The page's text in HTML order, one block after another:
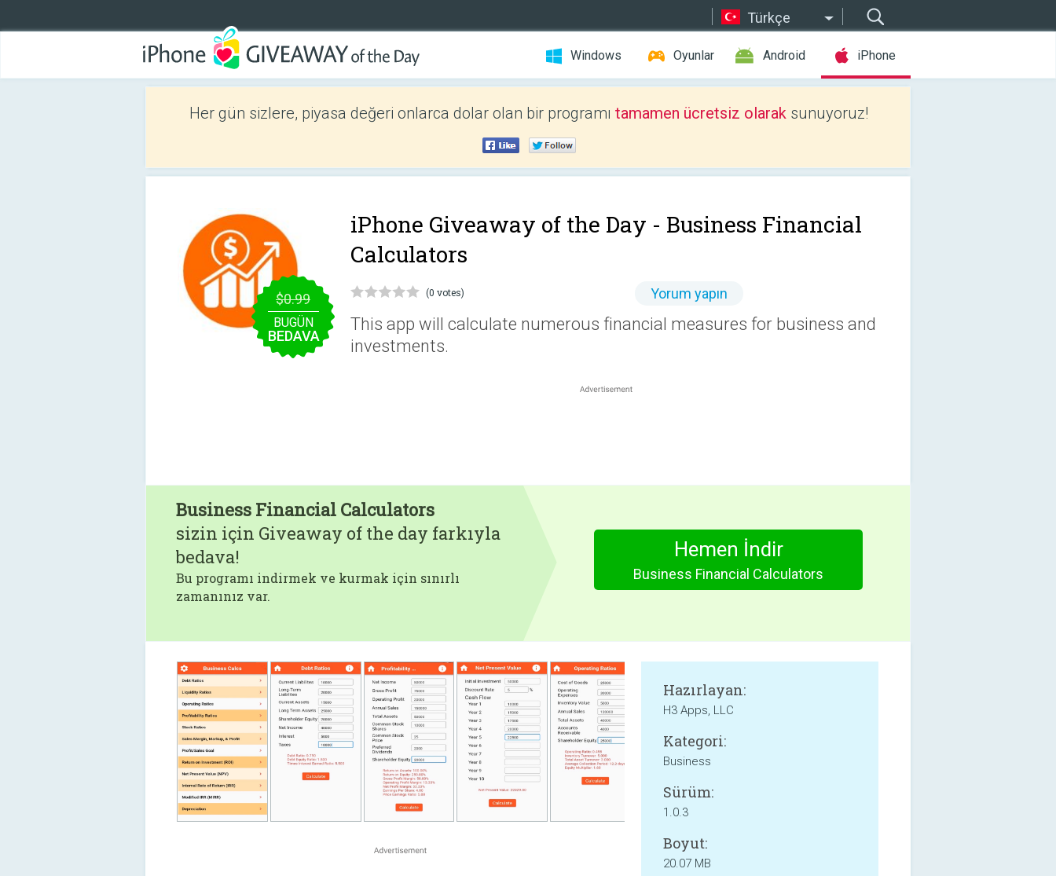
Türkçe
Windows Oyunlar Android iPhone
Her gün sizlere, piyasa değeri onlarca dolar olan bir programı tamamen ücretsiz olarak sunuyoruz!
$0.99
BUGÜN
BEDAVA
iPhone Giveaway of the Day - Business Financial
Calculators
(0 votes) Yorum yapın
This app will calculate numerous financial measures for business and
investments.
Business Financial Calculators
sizin için Giveaway of the day farkıyla
bedava!
Bu programı indirmek ve kurmak için sınırlı
zamanınız var.
Hemen İndir
Business Financial Calculators
Hazırlayan:
H3 Apps, LLC
Kategori:
Business
Sürüm:
1.0.3
Boyut:
20.07 MB